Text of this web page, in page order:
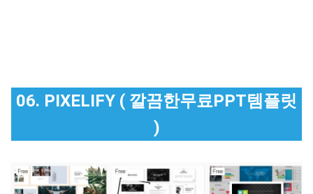
06. PIXELIFY ( 깔끔한무료PPT템플릿
)